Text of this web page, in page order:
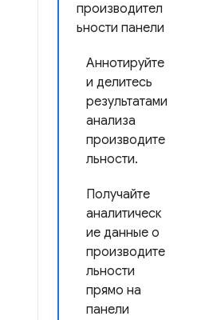
производител
ьности панели
Аннотируйте
и делитесь
результатами
анализа
производите
льности.
Получайте
аналитическ
ие данные о
производите
льности
прямо на
панели